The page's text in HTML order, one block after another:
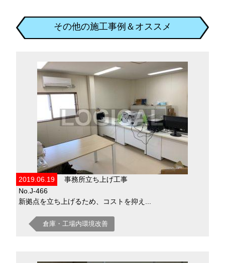
その他の施工事例＆オススメ
2019.06.19
事務所立ち上げ工事
No.J-466
新拠点を立ち上げるため、コストを抑え...
倉庫・工場内環境改善